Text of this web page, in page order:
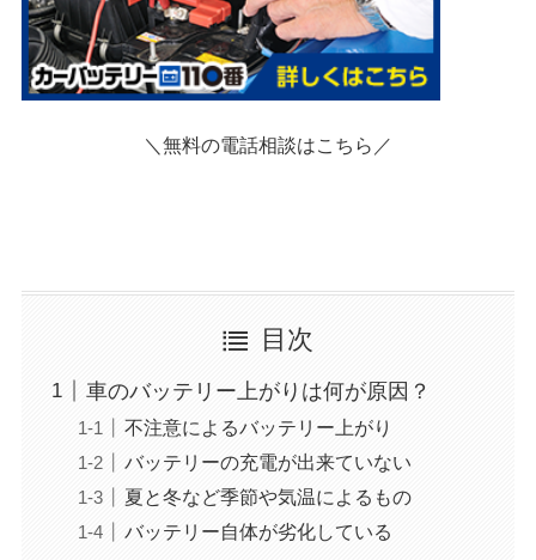
＼無料の電話相談はこちら／
目次
車のバッテリー上がりは何が原因？
不注意によるバッテリー上がり
バッテリーの充電が出来ていない
夏と冬など季節や気温によるもの
バッテリー自体が劣化している